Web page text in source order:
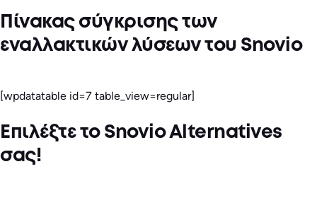
Πίνακας σύγκρισης των
εναλλακτικών λύσεων του Snovio
[wpdatatable id=7 table_view=regular]
Επιλέξτε το Snovio Alternatives
σας!